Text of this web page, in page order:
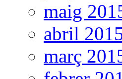
maig
abril
març